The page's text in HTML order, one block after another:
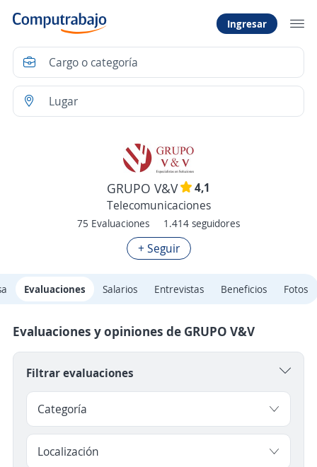
Ingresar
GRUPO V&V
4,1
Telecomunicaciones
75 Evaluaciones 1.414 seguidores
+ Seguir
Evaluaciones Salarios Entrevistas Beneficios Fotos
Evaluaciones y opiniones de GRUPO V&V
Filtrar evaluaciones